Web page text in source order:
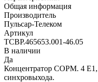
Общая информация
Производитель
Пульсар-Телеком
Артикул
ТСВР.465653.001-46.05
В наличии
Да
Концентратор СОРМ. 4 Е1,
синхровыхода.